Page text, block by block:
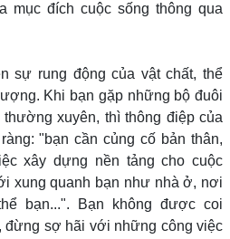
mục đích cuộc sống thông qua
sự rung động của vật chất, thể
Khi bạn gặp những bộ đuôi
xuyên, thì thông điệp của
"bạn cần củng cố bản thân,
xây dựng nền tảng cho cuộc
xung quanh bạn như nhà ở, nơi
bạn...". Bạn không được coi
đừng sợ hãi với những công việc